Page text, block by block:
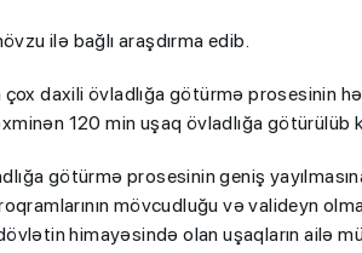
ilə bağlı araşdırma edib.
çox daxili övladlığa götürmə prosesinin
120 min uşaq övladlığa götürülüb
götürmə prosesinin geniş
mövcudluğu və valideyn
himayəsində olan uşaqların ailə